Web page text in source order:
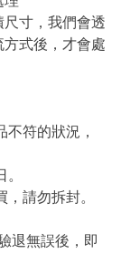
寸，我們會透
式後，才會處
符的狀況，
請勿拆封。
退無誤後，即